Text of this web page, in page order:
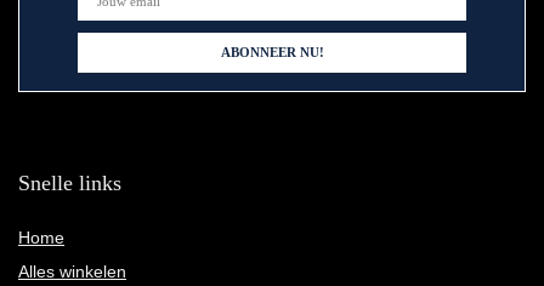
Snelle links
Home
Alles winkelen